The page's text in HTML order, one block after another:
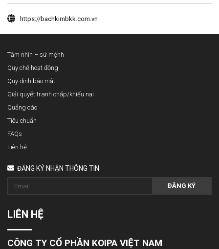
https://bachkimbkk.com.vn
Tầm nhìn – sứ mệnh
Quy chế hoạt động
Quy định bảo mật
Giải quyết tranh chấp/khiếu nại
Quảng cáo
Tiêu chuẩn
FAQs
Liên hệ
ĐĂNG KÝ NHẬN THÔNG TIN
ĐĂNG KÝ
LIÊN HỆ
CÔNG TY CỔ PHẦN KOIPA VIỆT NAM